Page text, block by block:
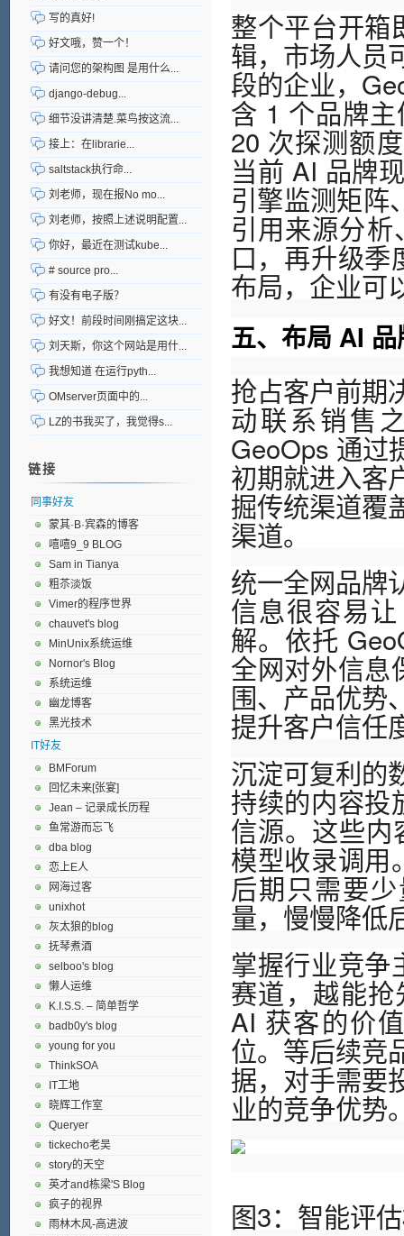
整个平台开箱
辑，市场人员
段的企业，
含 1 个品牌
20 次探测额
当前 AI 品牌
引擎监测矩阵
引用来源分
口，再升级
布局，企业可
五、布局 AI
抢占客户前期
动联系销售
GeoOps 通过
初期就进入客
掘传统渠道覆
渠道。
统一全网品牌
信息很容易
解。依托
全网对外信息
围、产品优势
提升客户信任
沉淀可复利的
持续的内容投
信源。这些
模型收录调用
后期只需要
量，慢慢降低
掌握行业竞争
赛道，越能
AI 获客的价
位。等后续竞
据，对手需要
业的竞争优势
图3：智能评
写的真好!
好文哦，赞一个！
请问您的架构图 是用什么...
django-debug...
细节没讲清楚.菜鸟按这流...
接上：在librarie...
saltstack执行命...
刘老师，现在报No mo...
刘老师，按照上述说明配置...
你好，最近在测试kube...
# source pro...
有没有电子版？
好文！前段时间刚搞定这块...
刘天斯，你这个网站是用什...
我想知道 在运行pyth...
OMserver页面中的...
LZ的书我买了，我觉得s...
链接
同事好友
蒙其·B·宾森的博客
嘻嘻9_9 BLOG
Sam in Tianya
粗苶淡饭
Vimer的程序世界
chauvet's blog
MinUnix系统运维
Nornor's Blog
系统运维
幽龙博客
黑光技术
IT好友
BMForum
回忆未来[张宴]
Jean – 记录成长历程
鱼常游而忘飞
dba blog
恋上E人
网海过客
unixhot
灰太狼的blog
抚琴煮酒
selboo's blog
懒人运维
K.I.S.S. – 简单哲学
badb0y's blog
young for you
ThinkSOA
IT工地
晓辉工作室
Queryer
tickecho老吴
story的天空
英才and栋梁'S Blog
疯子的视界
雨林木风-高进波